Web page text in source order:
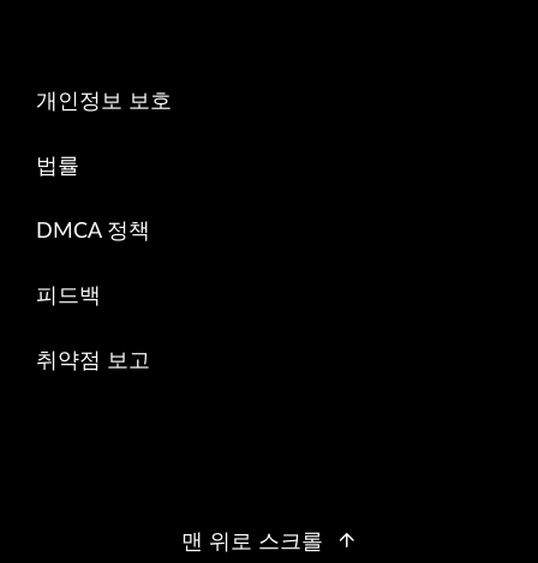
개인정보 보호
법률
DMCA 정책
피드백
취약점 보고
맨 위로 스크롤